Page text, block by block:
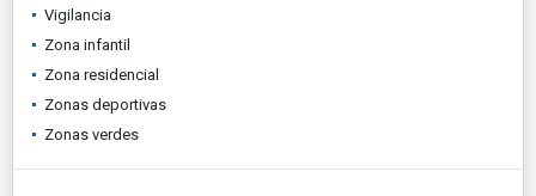
Vigilancia
Zona infantil
Zona residencial
Zonas deportivas
Zonas verdes